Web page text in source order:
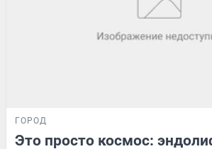
ГОРОД
Это просто космос: